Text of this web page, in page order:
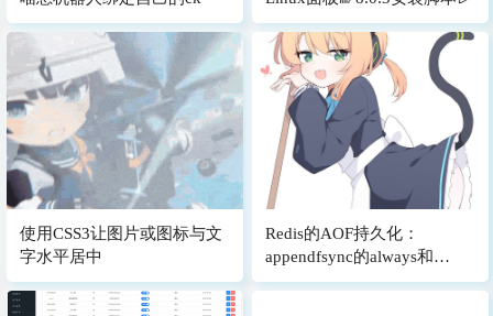
使用CSS3让图片或图标与文
字水平居中
Redis的AOF持久化：
appendfsync的always和
everysec不同在哪，该如何选